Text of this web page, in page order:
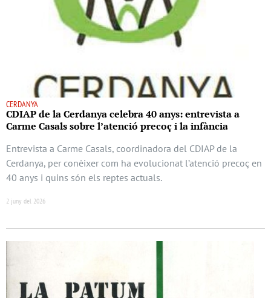
CERDANYA
CDIAP de la Cerdanya celebra 40 anys: entrevista a
Carme Casals sobre l’atenció precoç i la infància
Entrevista a Carme Casals, coordinadora del CDIAP de la
Cerdanya, per conèixer com ha evolucionat l’atenció precoç en
40 anys i quins són els reptes actuals.
2 juny del 2026